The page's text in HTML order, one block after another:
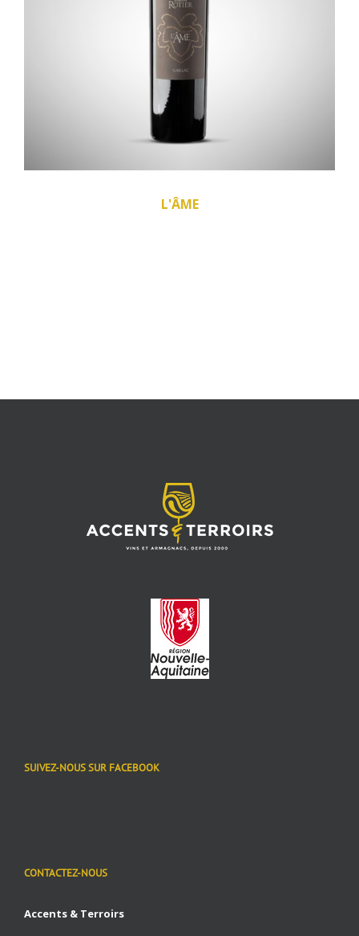
L'ÂME
SUIVEZ-NOUS SUR FACEBOOK
CONTACTEZ-NOUS
Accents & Terroirs